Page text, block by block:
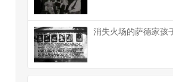
消失火场的萨德家孩